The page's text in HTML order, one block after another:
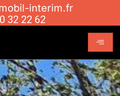
interim.fr
32 22 62